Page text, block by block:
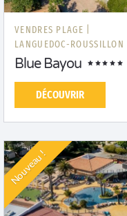
VENDRES PLAGE |
LANGUEDOC-ROUSSILLON
Blue Bayou
DÉCOUVRIR
Nouveau !